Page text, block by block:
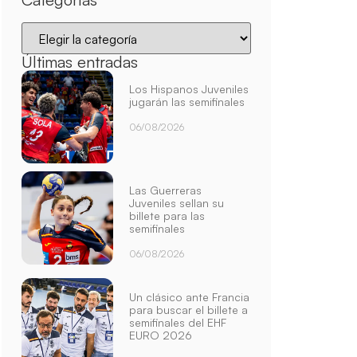
Últimas entradas
Los Hispanos Juveniles
jugarán las semifinales
06/08/2026
Las Guerreras
Juveniles sellan su
billete para las
semifinales
06/08/2026
Un clásico ante Francia
para buscar el billete a
semifinales del EHF
EURO 2026